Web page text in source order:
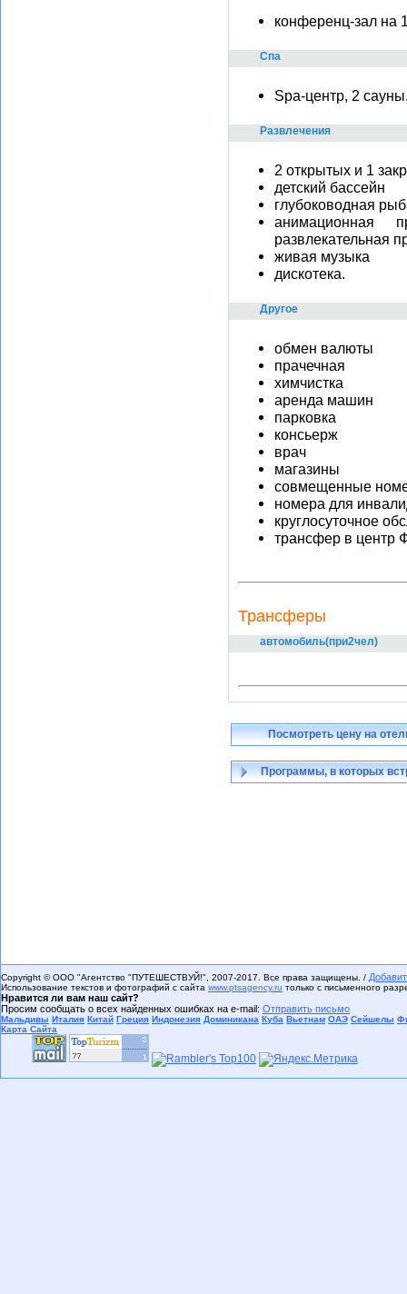
конференц-зал на
Спа
Spa-центр, 2
Развлечения
2 открытых и 1
детский бассейн
глубоководная
анимационная
развлекательная
живая музыка
дискотека.
Другое
обмен валюты
прачечная
химчистка
аренда машин
парковка
консьерж
врач
магазины
совмещенные
номера для
круглосуточное
трансфер в центр
Трансферы
автомобиль(при2чел)
Посмотреть цену на
Программы, в которых
Copyright © ООО "Агентство "ПУТЕШЕСТВУЙ!", 2007-2017. Все права защищены. /
Использование текстов и фотографий с сайта www.ptsagency.ru только с письменного
Нравится ли вам наш сайт?
Просим сообщать о всех найденных ошибках на e-mail: Отправить письмо
Мальдивы Италия Китай Греция Индонезия Доминикана Куба Вьетнам ОАЭ Сейшелы
Карта Сайта